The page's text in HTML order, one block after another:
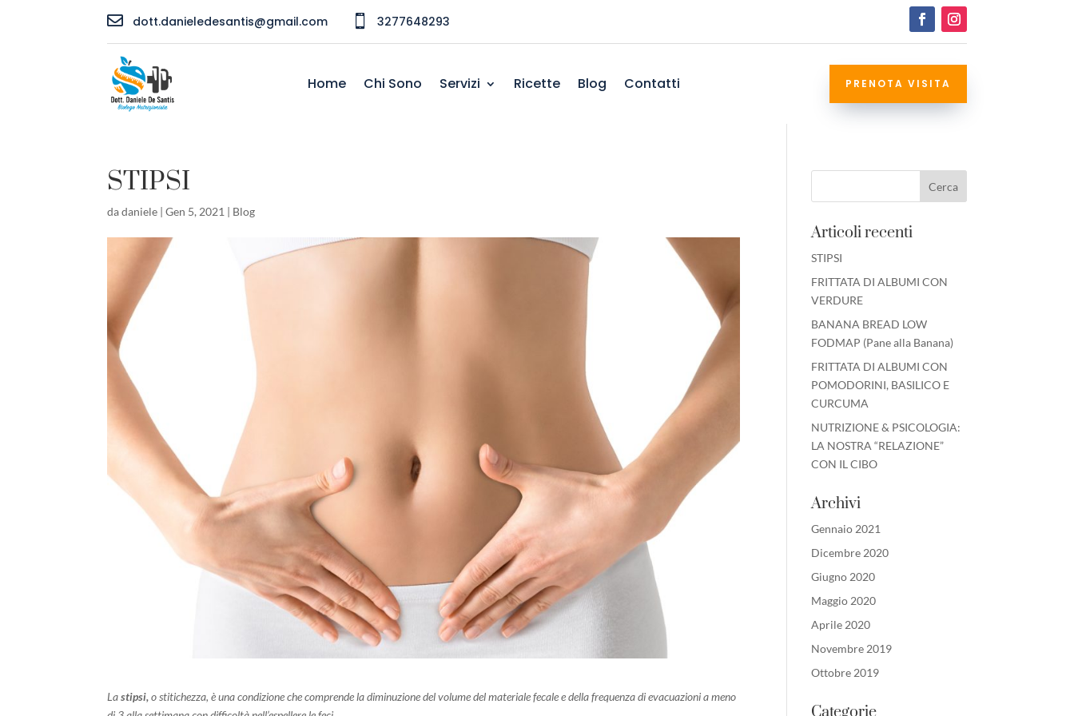
 dott.danieledesantis@gmail.com  3277648293
Home Chi Sono Servizi Ricette Blog Contatti PRENOTA VISITA
STIPSI
dadaniele |Gen 5, 2021 | Blog
Lastipsi,o stitichezza, è una condizione che comprende la diminuzione del volume del materiale fecale e della frequenza di evacuazioni a meno
Articoli recenti
STIPSI
FRITTATA DI ALBUMI CON
VERDURE
BANANA BREAD LOW
FODMAP (Pane alla Banana)
FRITTATA DI ALBUMI CON
POMODORINI, BASILICO E
CURCUMA
NUTRIZIONE & PSICOLOGIA:
LA NOSTRA “RELAZIONE”
CON IL CIBO
Archivi
Gennaio 2021
Dicembre 2020
Giugno 2020
Maggio 2020
Aprile 2020
Novembre 2019
Ottobre 2019